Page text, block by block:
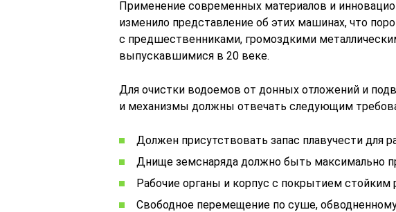
Применение современных материалов и
изменило представление об этих машинах, что
с предшественниками, громоздкими
выпускавшимися в 20 веке.
Для очистки водоемов от донных отложений и
и механизмы должны отвечать следующим
Должен присутствовать запас плавучести для
Днище земснаряда должно быть максимально
Рабочие органы и корпус с покрытием
Свободное перемещение по суше,